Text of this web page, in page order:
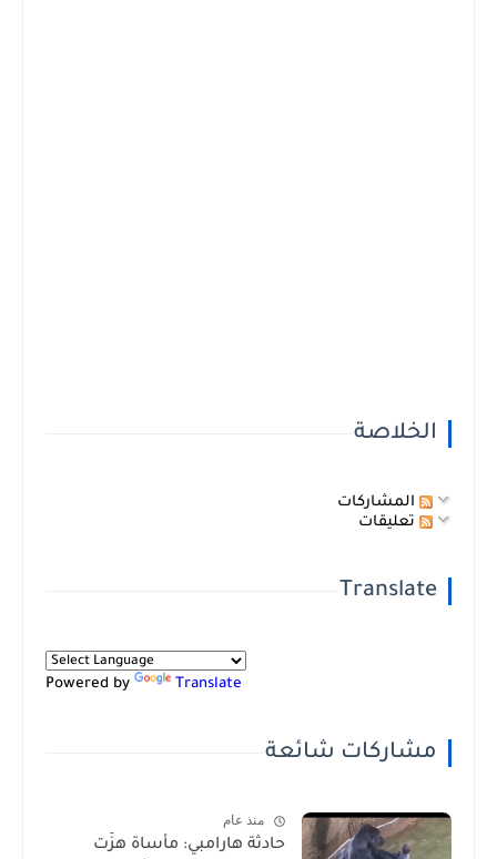
الخلاصة
المشاركات
تعليقات
Translate
Powered by Translate
مشاركات شائعة
منذ عام
حادثة هارامبي: مأساة هزّت